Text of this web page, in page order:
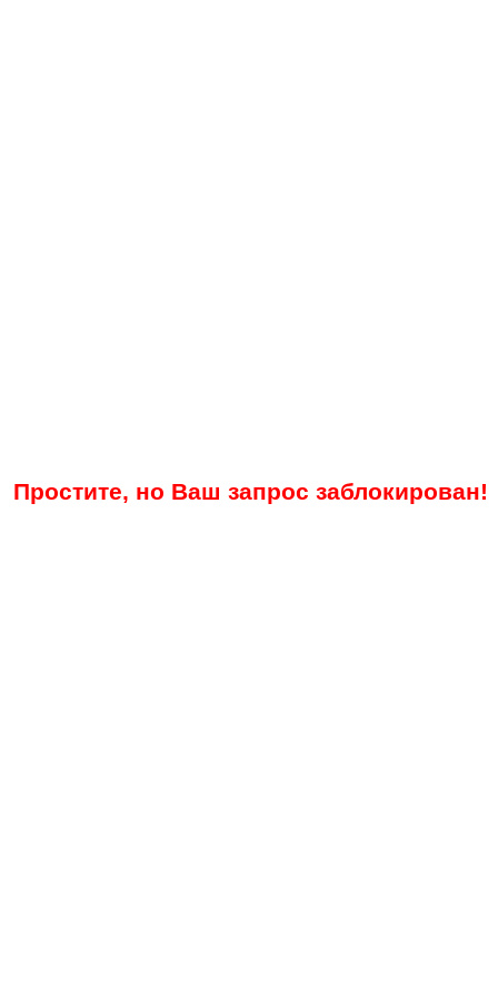
Простите, но Ваш запрос заблокирован!